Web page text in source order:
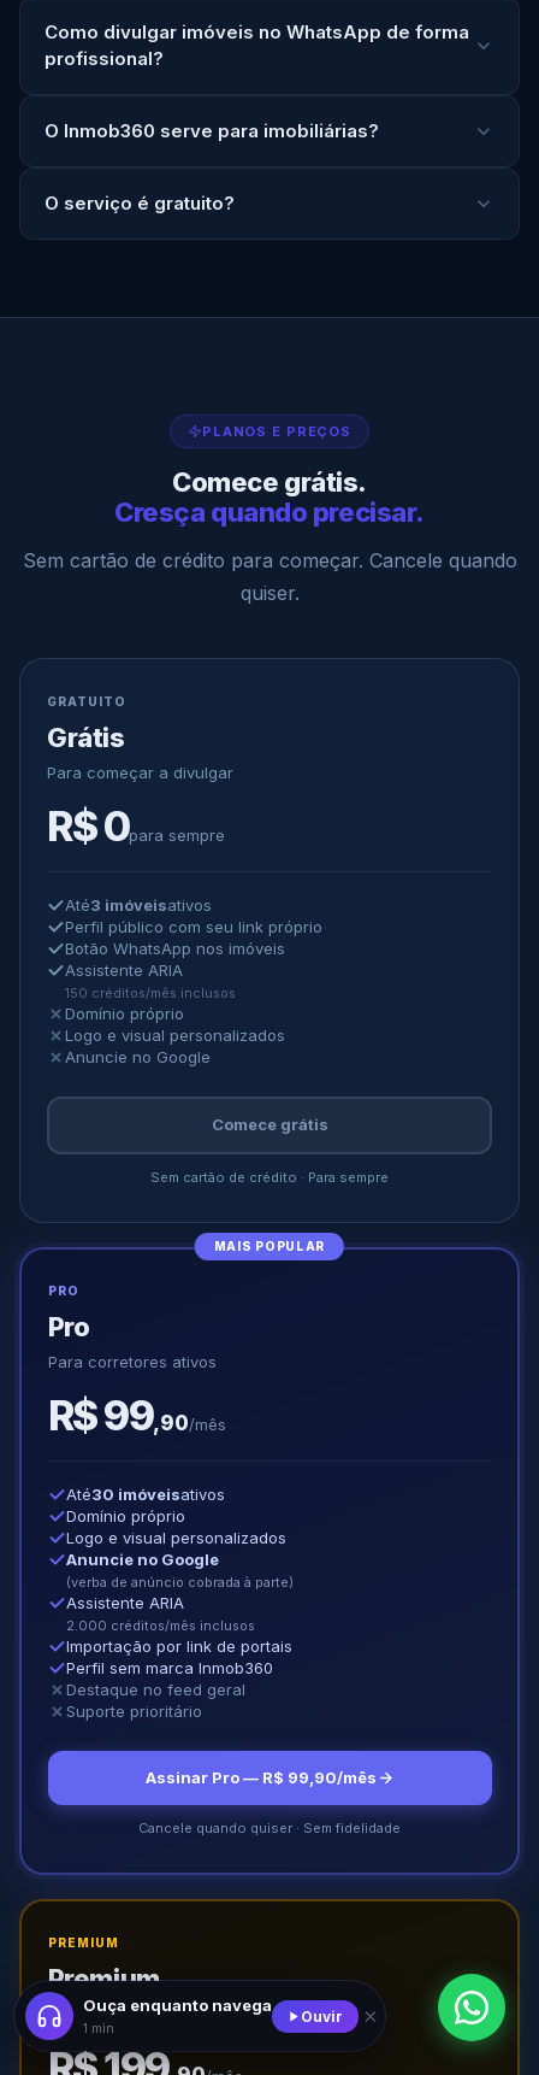
Como divulgar imóveis no WhatsApp de forma
profissional?
O Inmob360 serve para imobiliárias?
O serviço é gratuito?
PLANOS E PREÇOS
Comece grátis.
Cresça quando precisar.
Sem cartão de crédito para começar. Cancele quando
quiser.
GRATUITO
Grátis
Para começar a divulgar
R$ 0para sempre
Até3 imóveisativos
Perfil público com seu link próprio
Botão WhatsApp nos imóveis
Assistente ARIA
150 créditos/mês inclusos
Domínio próprio
Logo e visual personalizados
Anuncie no Google
Comece grátis
Sem cartão de crédito · Para sempre
MAIS POPULAR
PRO
Pro
Para corretores ativos
R$ 99,90/mês
Até30 imóveisativos
Domínio próprio
Logo e visual personalizados
Anuncie no Google
(verba de anúncio cobrada à parte)
Assistente ARIA
2.000 créditos/mês inclusos
Importação por link de portais
Perfil sem marca Inmob360
Destaque no feed geral
Suporte prioritário
Assinar Pro — R$ 99,90/mês
Cancele quando quiser · Sem fidelidade
PREMIUM
Premium
Para equipes e imobiliárias
Ouça enquanto navega
1 min
Ouvir ×